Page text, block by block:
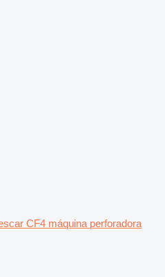
CF4 máquina perforadora